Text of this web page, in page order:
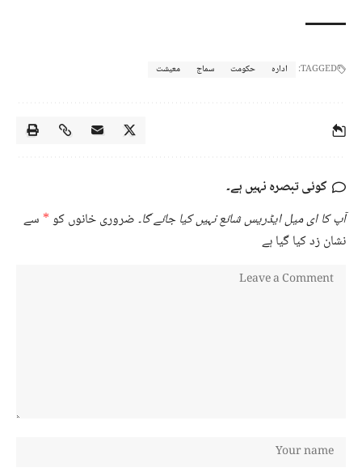
TAGGED: ادارہ حکومت سماج معیشت
کوئی تبصرہ نہیں ہے۔
آپ کا ای میل ایڈریس شائع نہیں کیا جائے گا۔ضروری خانوں کو* سے
نشان زد کیا گیا ہے